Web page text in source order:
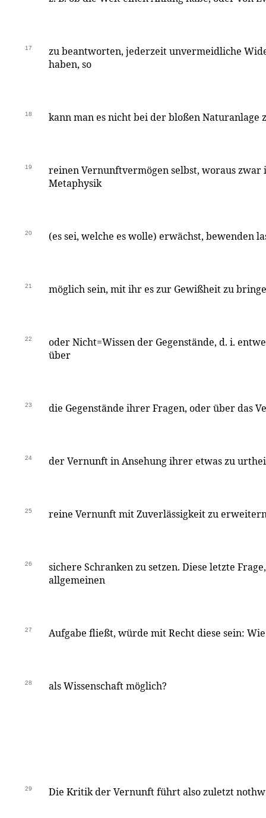
17
zu beantworten, jederzeit unvermeidliche
haben, so
18 kann man es nicht bei der bloßen Naturanlage
19
reinen Vernunftvermögen selbst, woraus
Metaphysik
20 (es sei, welche es wolle) erwächst, bewenden
21 möglich sein, mit ihr es zur Gewißheit zu
22
oder Nicht=Wissen der Gegenstände, d. i.
über
23 die Gegenstände ihrer Fragen, oder über das
24 der Vernunft in Ansehung ihrer etwas zu
25 reine Vernunft mit Zuverlässigkeit zu
26
sichere Schranken zu setzen. Diese letzte
allgemeinen
27 Aufgabe fließt, würde mit Recht diese sein:
28 als Wissenschaft möglich?
29 Die Kritik der Vernunft führt also zuletzt